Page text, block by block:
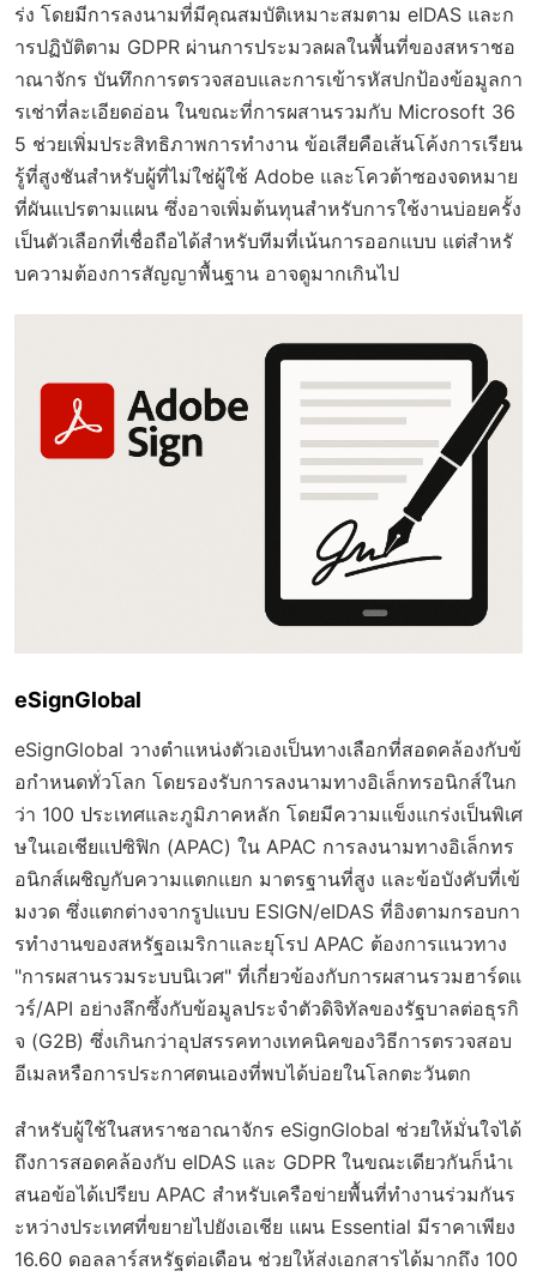
ร่ง โดยมีการลงนามที่มีคุณสมบัติเหมาะสมตาม eIDAS และก
ารปฏิบัติตาม GDPR ผ่านการประมวลผลในพื้นที่ของสหราชอ
าณาจักร บันทึกการตรวจสอบและการเข้ารหัสปกป้องข้อมูลกา
รเช่าที่ละเอียดอ่อน ในขณะที่การผสานรวมกับ Microsoft 36
5 ช่วยเพิ่มประสิทธิภาพการทำงาน ข้อเสียคือเส้นโค้งการเรียน
รู้ที่สูงชันสำหรับผู้ที่ไม่ใช่ผู้ใช้ Adobe และโควต้าซองจดหมาย
ที่ผันแปรตามแผน ซึ่งอาจเพิ่มต้นทุนสำหรับการใช้งานบ่อยครั้ง
เป็นตัวเลือกที่เชื่อถือได้สำหรับทีมที่เน้นการออกแบบ แต่สำหรั
บความต้องการสัญญาพื้นฐาน อาจดูมากเกินไป
eSignGlobal
eSignGlobal วางตำแหน่งตัวเองเป็นทางเลือกที่สอดคล้องกับข้
อกำหนดทั่วโลก โดยรองรับการลงนามทางอิเล็กทรอนิกส์ในก
ว่า 100 ประเทศและภูมิภาคหลัก โดยมีความแข็งแกร่งเป็นพิเศ
ษในเอเชียแปซิฟิก (APAC) ใน APAC การลงนามทางอิเล็กทร
อนิกส์เผชิญกับความแตกแยก มาตรฐานที่สูง และข้อบังคับที่เข้
มงวด ซึ่งแตกต่างจากรูปแบบ ESIGN/eIDAS ที่อิงตามกรอบกา
รทำงานของสหรัฐอเมริกาและยุโรป APAC ต้องการแนวทาง
"การผสานรวมระบบนิเวศ" ที่เกี่ยวข้องกับการผสานรวมฮาร์ดแ
วร์/API อย่างลึกซึ้งกับข้อมูลประจำตัวดิจิทัลของรัฐบาลต่อธุรกิ
จ (G2B) ซึ่งเกินกว่าอุปสรรคทางเทคนิคของวิธีการตรวจสอบ
อีเมลหรือการประกาศตนเองที่พบได้บ่อยในโลกตะวันตก
สำหรับผู้ใช้ในสหราชอาณาจักร eSignGlobal ช่วยให้มั่นใจได้
ถึงการสอดคล้องกับ eIDAS และ GDPR ในขณะเดียวกันก็นำเ
สนอข้อได้เปรียบ APAC สำหรับเครือข่ายพื้นที่ทำงานร่วมกันร
ะหว่างประเทศที่ขยายไปยังเอเชีย แผน Essential มีราคาเพียง
16.60 ดอลลาร์สหรัฐต่อเดือน ช่วยให้ส่งเอกสารได้มากถึง 100